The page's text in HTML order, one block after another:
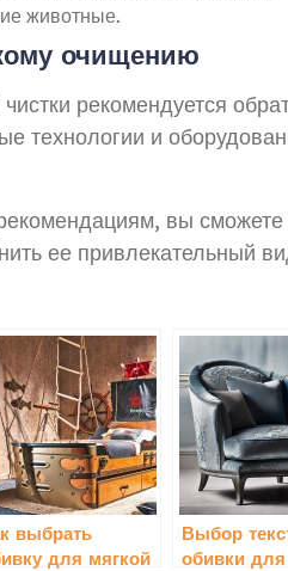
животные.
очищению
рекомендуется
технологии и
вы
ее привлекательный
выбрать
для мягкой
Выбор
обивки для